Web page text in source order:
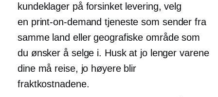
kundeklager på forsinket levering, velg
en print-on-demand tjeneste som sender fra
samme land eller geografiske område som
du ønsker å selge i. Husk at jo lenger varene
dine må reise, jo høyere blir
fraktkostnadene.